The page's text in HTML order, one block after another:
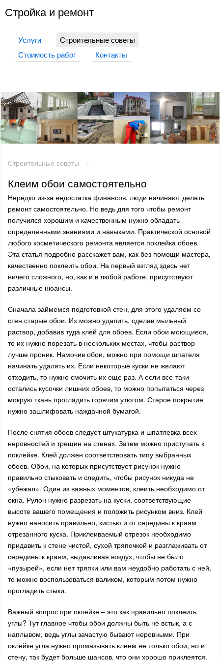
Стройка и ремонт
Услуги
Строительные советы
Стоимость работ
Контакты
Строительные советы →
​Клеим обои самостоятельно
Нередко из-за недостатка финансов, люди начинают делать
ремонт самостоятельно. Но ведь для того чтобы ремонт
получился хорошим и качественным нужно обладать
определенными знаниями и навыками. Практической основой
любого косметического ремонта является поклейка обоев.
Эта статья подробно расскажет вам, как без помощи мастера,
качественно поклеить обои. На первый взгляд здесь нет
ничего сложного, но, как и в любой работе, присутствуют
различные нюансы.
Сначала займемся подготовкой стен, для этого удаляем со
стен старые обои. Их можно удалить, сделав мыльный
раствор, добавив туда клей для обоев. Если обои моющиеся,
то их нужно порезать в нескольких местах, чтобы раствор
лучше проник. Намочив обои, можно при помощи шпателя
начинать удалять их. Если некоторые куски не желают
отходить, то нужно смочить их еще раз. А если все-таки
остались кусочки лишних обоев, то можно попытаться через
мокрую ткань прогладить горячим утюгом. Старое покрытие
нужно зашлифовать наждачной бумагой.
После снятия обоев следует штукатурка и шпатлевка всех
неровностей и трещин на стенах. Затем можно приступать к
поклейке. Клей должен соответствовать типу выбранных
обоев. Обои, на которых присутствует рисунок нужно
правильно стыковать и следить, чтобы рисунок никуда не
«убежал». Один из важных моментов, клеить необходимо от
окна. Рулон нужно разрезать на куски, соответствующие
высоте вашего помещения и положить рисунком вниз. Клей
нужно наносить правильно, кистью и от середины к краям
отрезанного куска. Приклеиваемый отрезок необходимо
придавить к стене чистой, сухой тряпочкой и разглаживать от
середины к краям, выдавливая воздух, чтобы не было
«пузырей», если нет тряпки или вам неудобно работать с ней,
то можно воспользоваться валиком, которым потом нужно
прогладить стыки.
Важный вопрос при оклейке – это как правильно поклеить
углы? Тут главное чтобы обои должны быть не встык, а с
наплывом, ведь углы зачастую бывают неровными. При
оклейке угла нужно промазывать клеем не только обои, но и
стену, так будет больше шансов, что они хорошо приклеятся.